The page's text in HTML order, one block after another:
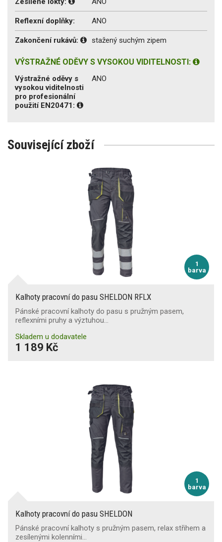
Reflexní doplňky: ANO
Zakončení rukávů: stažený suchým zipem
VÝSTRAŽNÉ ODĚVY S VYSOKOU VIDITELNOSTI:
Výstražné oděvy s
vysokou viditelnosti
pro profesionální
použití EN20471:
ANO
Související zboží
1
barva
Kalhoty pracovní do pasu SHELDON RFLX
Pánské pracovní kalhoty do pasu s pružným pasem,
reflexními pruhy a výztuhou…
Skladem u dodavatele
1 189 Kč
1
barva
Kalhoty pracovní do pasu SHELDON
Pánské pracovní kalhoty s pružným pasem, relax střihem a
zesílenými kolenními…